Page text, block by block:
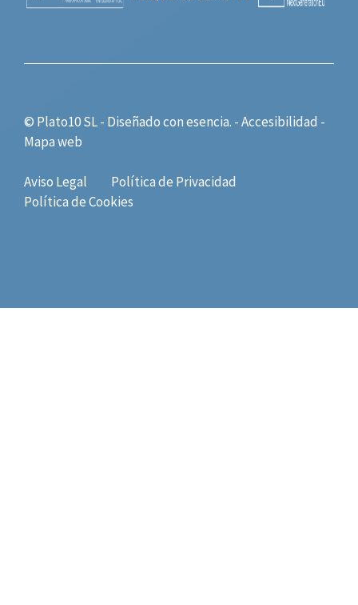
© Plato10 SL - Diseñado conesencia. -Accesibilidad -
Mapa web
Aviso Legal
Política de Privacidad
Política de Cookies